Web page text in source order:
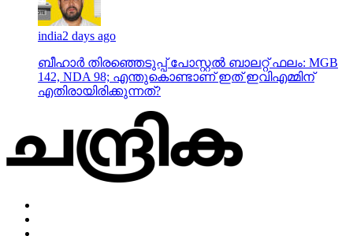
india2 days ago
ബീഹാർ തിരഞ്ഞെടുപ്പ് പോസ്റ്റൽ ബാലറ്റ് ഫലം: MGB
142, NDA 98; എന്തുകൊണ്ടാണ് ഇത് ഇവിഎമ്മിന്
എതിരായിരിക്കുന്നത്?